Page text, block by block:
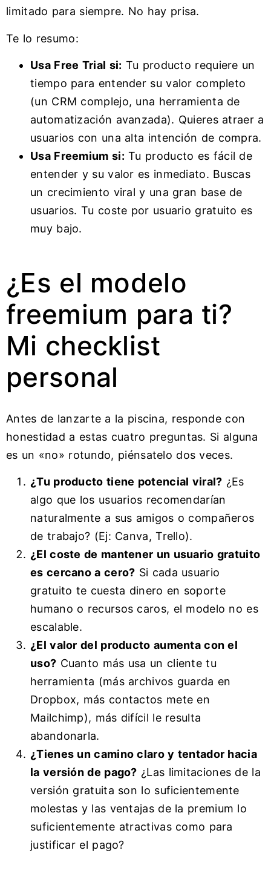
limitado para siempre. No hay prisa.
Te lo resumo:
Usa Free Trial si: Tu producto requiere un
tiempo para entender su valor completo
(un CRM complejo, una herramienta de
automatización avanzada). Quieres atraer a
usuarios con una alta intención de compra.
Usa Freemium si: Tu producto es fácil de
entender y su valor es inmediato. Buscas
un crecimiento viral y una gran base de
usuarios. Tu coste por usuario gratuito es
muy bajo.
¿Es el modelo
freemium para ti?
Mi checklist
personal
Antes de lanzarte a la piscina, responde con
honestidad a estas cuatro preguntas. Si alguna
es un «no» rotundo, piénsatelo dos veces.
¿Tu producto tiene potencial viral? ¿Es
algo que los usuarios recomendarían
naturalmente a sus amigos o compañeros
de trabajo? (Ej: Canva, Trello).
¿El coste de mantener un usuario gratuito
es cercano a cero? Si cada usuario
gratuito te cuesta dinero en soporte
humano o recursos caros, el modelo no es
escalable.
¿El valor del producto aumenta con el
uso? Cuanto más usa un cliente tu
herramienta (más archivos guarda en
Dropbox, más contactos mete en
Mailchimp), más difícil le resulta
abandonarla.
¿Tienes un camino claro y tentador hacia
la versión de pago? ¿Las limitaciones de la
versión gratuita son lo suficientemente
molestas y las ventajas de la premium lo
suficientemente atractivas como para
justificar el pago?